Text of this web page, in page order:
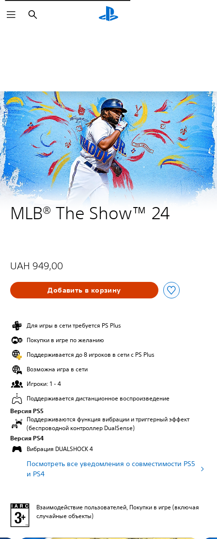
Поиск
MLB® The Show™ 24
UAH 949,00
Добавить в корзину
Для игры в сети требуется PS Plus
Покупки в игре по желанию
Поддерживается до 8 игроков в сети с PS Plus
Возможна игра в сети
Игроки: 1 - 4
Поддерживается дистанционное воспроизведение
Версия PS5
Поддерживаются функция вибрации и триггерный эффект
(беспроводной контроллер DualSense)
Версия PS4
Вибрация DUALSHOCK 4
Посмотреть все уведомления о совместимости PS5
и PS4
Взаимодействие пользователей, Покупки в игре (включая
случайные объекты)